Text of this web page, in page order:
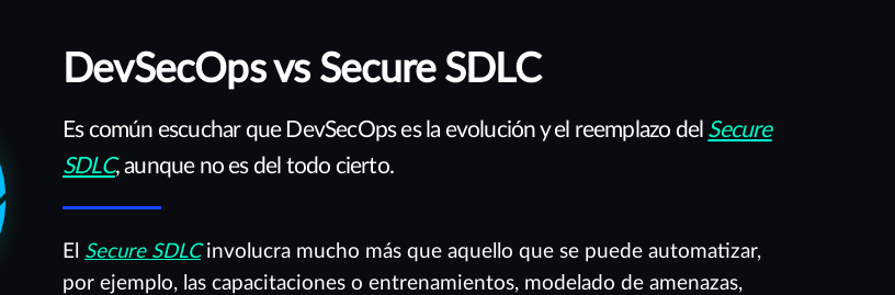
DevSecOps vs Secure SDLC
Es común escuchar que DevSecOps es la evolución y el reemplazo del Secure
SDLC, aunque no es del todo cierto.
El Secure SDLCinvolucra mucho más que aquello que se puede automatizar,
por ejemplo, las capacitaciones o entrenamientos, modelado de amenazas,